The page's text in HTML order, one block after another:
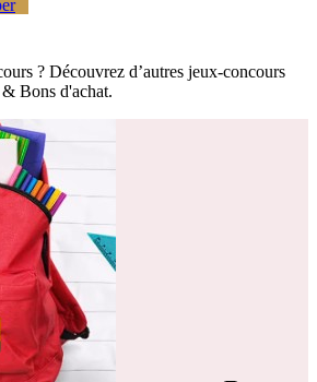
? Découvrez d’autres jeux-concours
Bons d'achat.